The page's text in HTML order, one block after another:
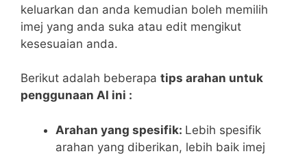
keluarkan dan anda kemudian boleh memilih
imej yang anda suka atau edit mengikut
kesesuaian anda.
Berikut adalah beberapa tips arahan untuk
penggunaan AI ini :
Arahan yang spesifik: Lebih spesifik
arahan yang diberikan, lebih baik imej